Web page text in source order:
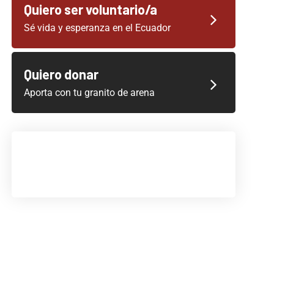
Quiero ser voluntario/a
Sé vida y esperanza en el Ecuador
Quiero donar
Aporta con tu granito de arena